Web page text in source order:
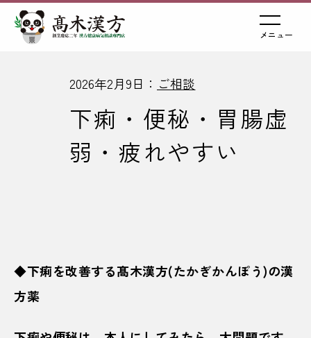
メニュー
2026年2月9日： ご相談
下痢・便秘・胃腸虚
弱・疲れやすい
◆下痢を改善する髙木漢方(たかぎかんぽう)の漢
方薬